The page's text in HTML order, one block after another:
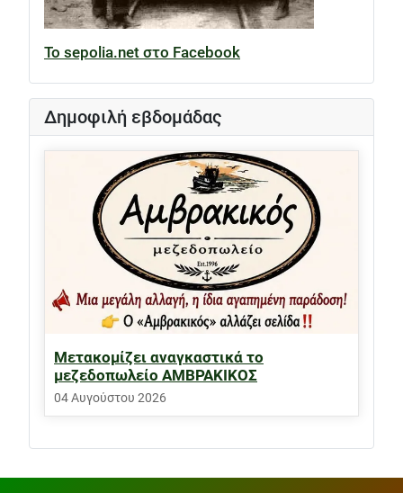
Το sepolia.net στο Facebook
Δημοφιλή εβδομάδας
Μετακομίζει αναγκαστικά το
μεζεδοπωλείο ΑΜΒΡΑΚΙΚΟΣ
04 Αυγούστου 2026